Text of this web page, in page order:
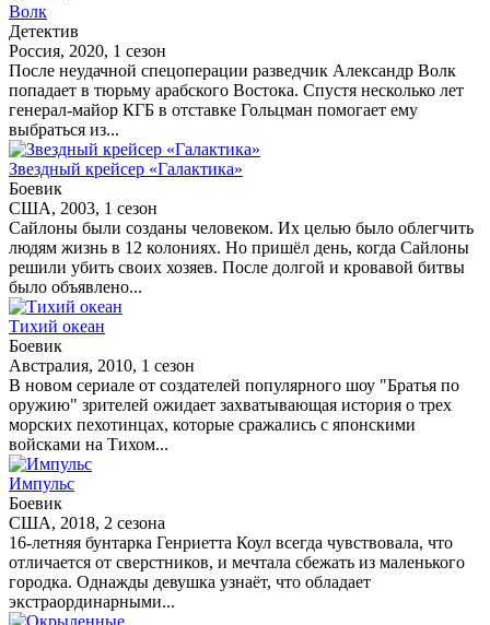
Волк
Детектив
Россия, 2020, 1 сезон
После неудачной спецоперации разведчик Александр Волк
попадает в тюрьму арабского Востока. Спустя несколько лет
генерал-майор КГБ в отставке Гольцман помогает ему
выбраться из...
Звездный крейсер «Галактика»
Боевик
США, 2003, 1 сезон
Сайлоны были созданы человеком. Их целью было облегчить
людям жизнь в 12 колониях. Но пришёл день, когда Сайлоны
решили убить своих хозяев. После долгой и кровавой битвы
было объявлено...
Тихий океан
Боевик
Австралия, 2010, 1 сезон
В новом сериале от создателей популярного шоу "Братья по
оружию" зрителей ожидает захватывающая история о трех
морских пехотинцах, которые сражались с японскими
войсками на Тихом...
Импульс
Боевик
США, 2018, 2 сезона
16-летняя бунтарка Генриетта Коул всегда чувствовала, что
отличается от сверстников, и мечтала сбежать из маленького
городка. Однажды девушка узнаёт, что обладает
экстраординарными...